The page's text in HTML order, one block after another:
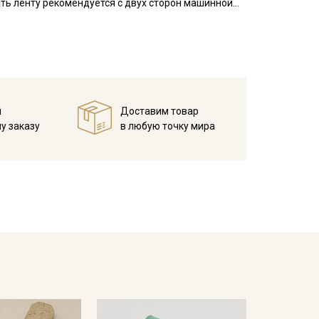
ленту рекомендуется с двух сторон машинной
заказу
Доставим товар
в любую точку мира